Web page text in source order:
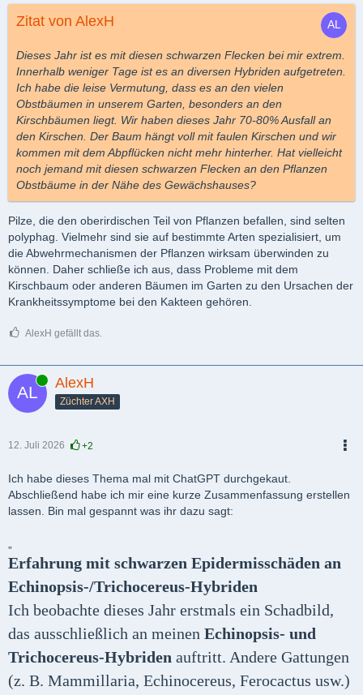
Zitat von AlexH
Dieses Jahr ist es mit diesen schwarzen Flecken bei mir extrem.
Innerhalb weniger Tage ist es an diversen Hybriden aufgetreten.
Ich habe die leise Vermutung, dass es an den vielen
Obstbäumen in unserem Garten, besonders an den
Kirschbäumen liegt. Wir haben dieses Jahr 70-80% Ausfall an
den Kirschen. Der Baum hängt voll mit faulen Kirschen und wir
kommen mit dem Abpflücken nicht mehr hinterher. Hat vielleicht
noch jemand mit diesen schwarzen Flecken an den Pflanzen
Obstbäume in der Nähe des Gewächshauses?
Pilze, die den oberirdischen Teil von Pflanzen befallen, sind selten
polyphag. Vielmehr sind sie auf bestimmte Arten spezialisiert, um
die Abwehrmechanismen der Pflanzen wirksam überwinden zu
können. Daher schließe ich aus, dass Probleme mit dem
Kirschbaum oder anderen Bäumen im Garten zu den Ursachen der
Krankheitssymptome bei den Kakteen gehören.
AlexH gefällt das.
Online AlexH
Züchter AXH
12. Juli 2026 +2
Ich habe dieses Thema mal mit ChatGPT durchgekaut.
Abschließend habe ich mir eine kurze Zusammenfassung erstellen
lassen. Bin mal gespannt was ihr dazu sagt:
Erfahrung mit schwarzen Epidermisschäden an
Echinopsis-/Trichocereus-Hybriden
Ich beobachte dieses Jahr erstmals ein Schadbild,
das ausschließlich an meinen Echinopsis- und
Trichocereus-Hybriden auftritt. Andere Gattungen
(z. B. Mammillaria, Echinocereus, Ferocactus usw.)